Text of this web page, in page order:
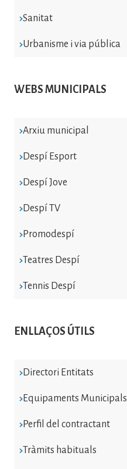
Sanitat
Urbanisme i via pública
WEBS MUNICIPALS
Arxiu municipal
Despí Esport
Despí Jove
Despí TV
Promodespí
Teatres Despí
Tennis Despí
ENLLAÇOS ÚTILS
Directori Entitats
Equipaments Municipals
Perfil del contractant
Tràmits habituals